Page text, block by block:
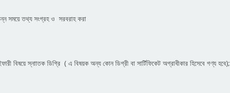
সময়ে তথ্য সংগ্রহ ও সরবরাহ করা
বিষয়ে স্নাাতক ডিগ্রি ( এ বিষয়ক অন্য কোন ডিগ্রী বা সার্টিফিকেট অগ্রাধীকার হিসেবে গণ্য হবে);